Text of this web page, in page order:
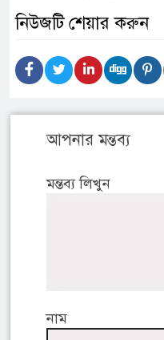
নিউজটি শেয়ার করুন
আপনার মন্তব্য
মন্তব্য লিখুন
নাম